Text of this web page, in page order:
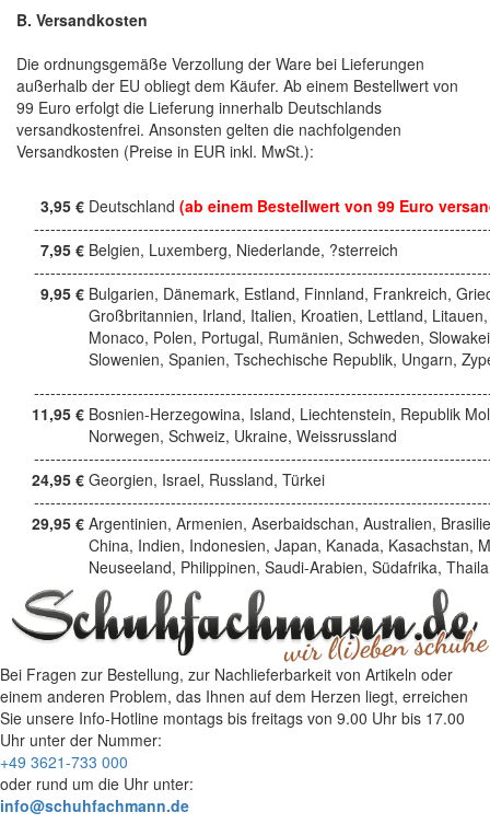
B. Versandkosten
Die ordnungsgemäße Verzollung der Ware bei Lieferungen
außerhalb der EU obliegt dem Käufer. Ab einem Bestellwert von
99 Euro erfolgt die Lieferung innerhalb Deutschlands
versandkostenfrei. Ansonsten gelten die nachfolgenden
Versandkosten (Preise in EUR inkl. MwSt.):
3,95 € Deutschland (ab einem Bestellwert von 99 Euro
7,95 € Belgien, Luxemberg, Niederlande, ?sterreich
9,95 € Bulgarien, Dänemark, Estland, Finnland, Frankreich,
Großbritannien, Irland, Italien, Kroatien, Lettland, Litauen,
Monaco, Polen, Portugal, Rumänien, Schweden,
Slowenien, Spanien, Tschechische Republik, Ungarn,
11,95 € Bosnien-Herzegowina, Island, Liechtenstein, Republik
Norwegen, Schweiz, Ukraine, Weissrussland
24,95 € Georgien, Israel, Russland, Türkei
29,95 € Argentinien, Armenien, Aserbaidschan, Australien,
China, Indien, Indonesien, Japan, Kanada, Kasachstan,
Neuseeland, Philippinen, Saudi-Arabien, Südafrika,
Bei Fragen zur Bestellung, zur Nachlieferbarkeit von Artikeln oder
einem anderen Problem, das Ihnen auf dem Herzen liegt, erreichen
Sie unsere Info-Hotline montags bis freitags von 9.00 Uhr bis 17.00
Uhr unter der Nummer:
+49 3621-733 000
oder rund um die Uhr unter:
info@schuhfachmann.de